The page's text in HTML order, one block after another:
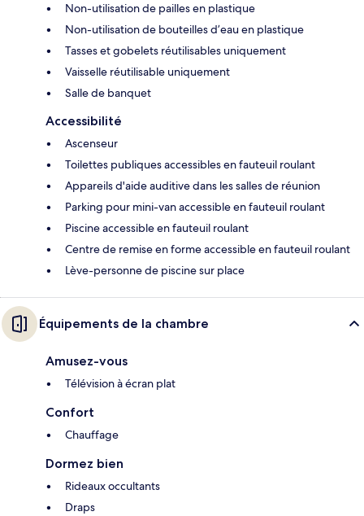
Non-utilisation de pailles en plastique
Non-utilisation de bouteilles d’eau en plastique
Tasses et gobelets réutilisables uniquement
Vaisselle réutilisable uniquement
Salle de banquet
Accessibilité
Ascenseur
Toilettes publiques accessibles en fauteuil roulant
Appareils d'aide auditive dans les salles de réunion
Parking pour mini-van accessible en fauteuil roulant
Piscine accessible en fauteuil roulant
Centre de remise en forme accessible en fauteuil roulant
Lève-personne de piscine sur place
Équipements de la chambre
Amusez-vous
Télévision à écran plat
Confort
Chauffage
Dormez bien
Rideaux occultants
Draps